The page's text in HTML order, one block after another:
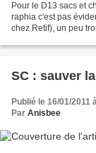
Pour le D13 sacs et
raphia c'est pas
chez Retif), un peu
SC : sauver
Publié le 16/01/2011
Par Anisbee